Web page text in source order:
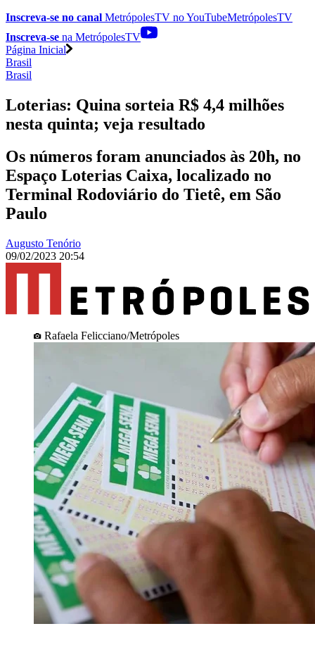
Inscreva-se no canal MetrópolesTV noYouTubeMetrópolesTV
Inscreva-se na MetrópolesTV
Página Inicial
Brasil
Brasil
Loterias: Quina sorteia R$ 4,4 milhões
nesta quinta; veja resultado
Os números foram anunciados às 20h, no
Espaço Loterias Caixa, localizado no
Terminal Rodoviário do Tietê, em São
Paulo
Augusto Tenório
09/02/2023 20:54
Rafaela Felicciano/Metrópoles